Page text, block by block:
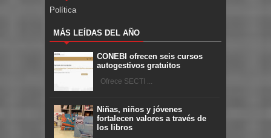
Política
MÁS LEÍDAS DEL AÑO
CONEBI ofrecen seis cursos
autogestivos gratuitos
Ofrece SECTI ...
Niñas, niños y jóvenes
fortalecen valores a través de
los libros